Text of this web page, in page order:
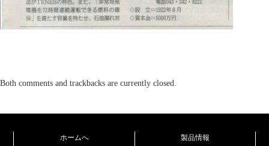
Both comments and trackbacks are currently closed.
ホームへ 製品情報